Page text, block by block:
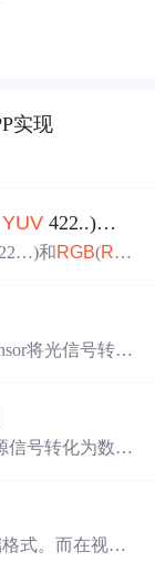
实现
YUV 422..)和
和RGB(RG
答：图片是摄
到目前流行的
将光信号转换
要有3中常见
:即每一个像素
5位(剩
信号转化为数字
同的亮度值
色彩编码方
式。而在视频